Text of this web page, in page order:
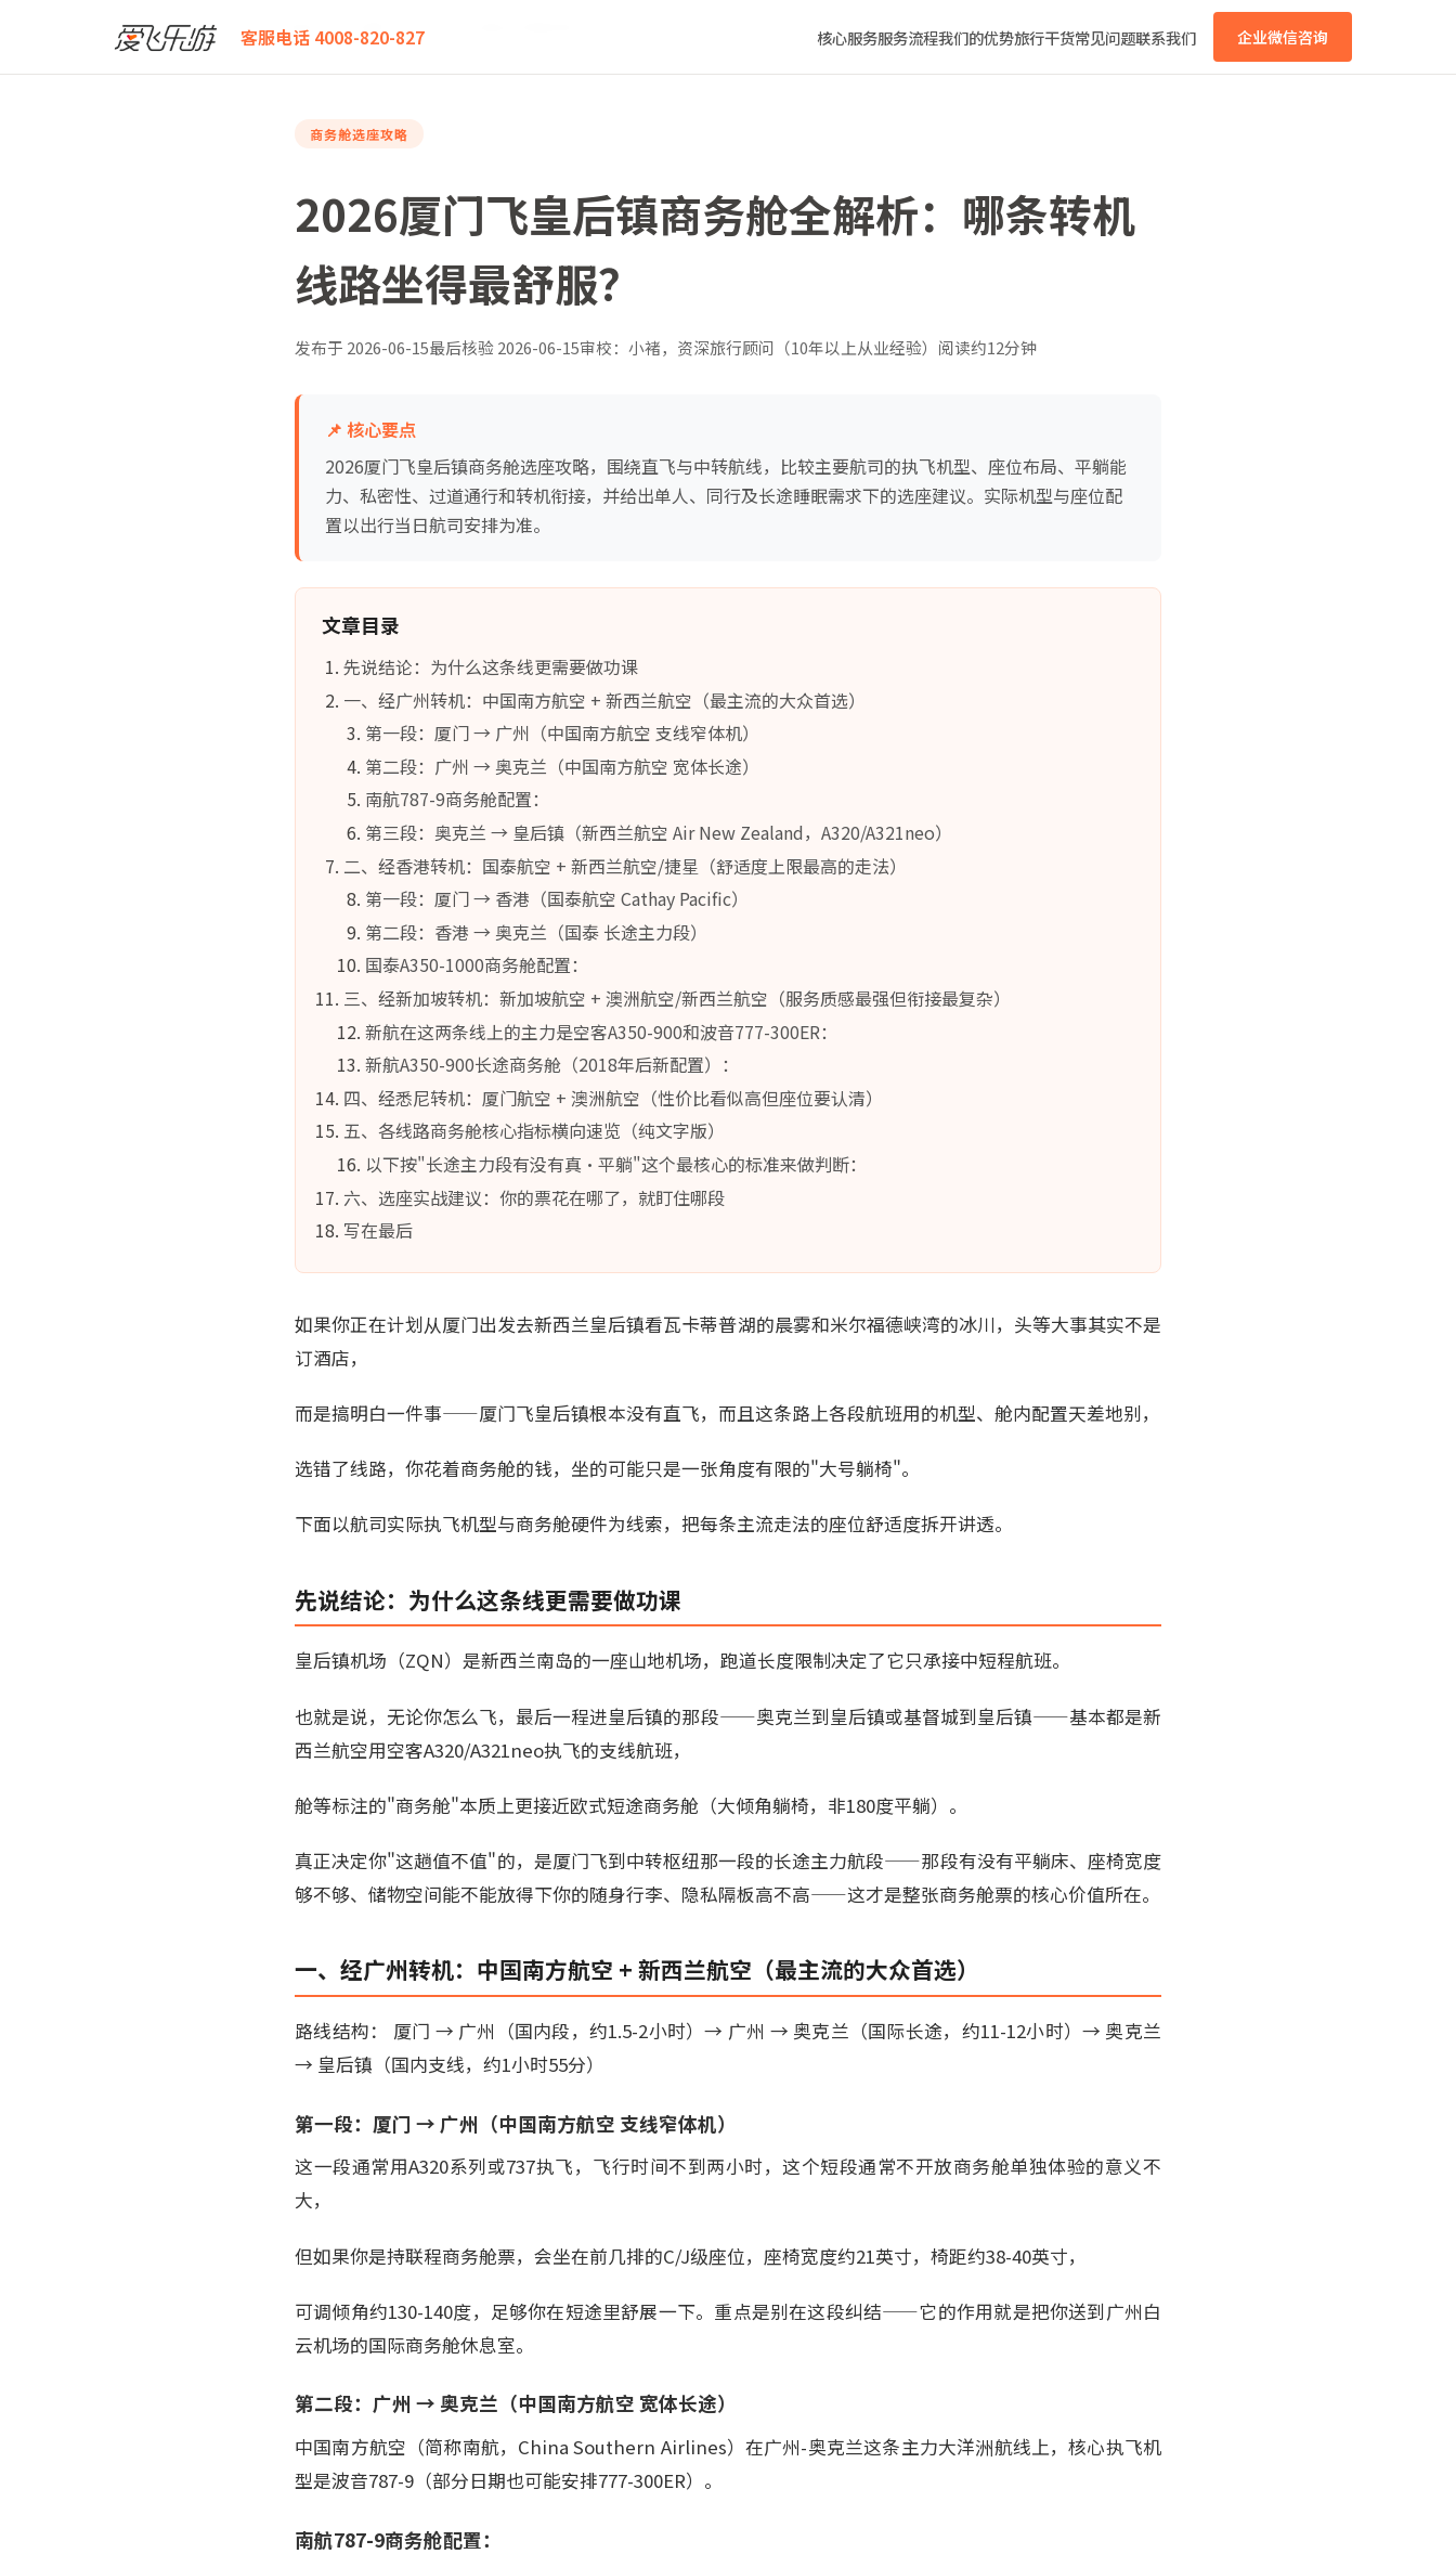
客服电话 4008-820-827 核心服务服务流程我们的优势旅行干货常见问题联系我们 企业微信咨询
爱飞乐游 2026厦门飞皇后镇商务舱全解析：哪条转机线路坐得最舒服？
商务舱选座攻略
2026厦门飞皇后镇商务舱全解析：哪条转机
线路坐得最舒服？
发布于 2026-06-15最后核验2026-06-15审校：小褚，资深旅行顾问（10年以上从业经验） 阅读约12分钟
📌 核心要点
2026厦门飞皇后镇商务舱选座攻略，围绕直飞与中转航线，比较主要航司的执飞机型、座位布局、平躺能
力、私密性、过道通行和转机衔接，并给出单人、同行及长途睡眠需求下的选座建议。实际机型与座位配
置以出行当日航司安排为准。
文章目录
先说结论：为什么这条线更需要做功课
一、经广州转机：中国南方航空 + 新西兰航空（最主流的大众首选）
第一段：厦门 → 广州（中国南方航空 支线窄体机）
第二段：广州 → 奥克兰（中国南方航空 宽体长途）
南航787-9商务舱配置：
第三段：奥克兰 → 皇后镇（新西兰航空 Air New Zealand，A320/A321neo）
二、经香港转机：国泰航空 + 新西兰航空/捷星（舒适度上限最高的走法）
第一段：厦门 → 香港（国泰航空 Cathay Pacific）
第二段：香港 → 奥克兰（国泰 长途主力段）
国泰A350-1000商务舱配置：
三、经新加坡转机：新加坡航空 + 澳洲航空/新西兰航空（服务质感最强但衔接最复杂）
新航在这两条线上的主力是空客A350-900和波音777-300ER：
新航A350-900长途商务舱（2018年后新配置）：
四、经悉尼转机：厦门航空 + 澳洲航空（性价比看似高但座位要认清）
五、各线路商务舱核心指标横向速览（纯文字版）
以下按"长途主力段有没有真·平躺"这个最核心的标准来做判断：
六、选座实战建议：你的票花在哪了，就盯住哪段
写在最后
如果你正在计划从厦门出发去新西兰皇后镇看瓦卡蒂普湖的晨雾和米尔福德峡湾的冰川，头等大事其实不是
订酒店，
而是搞明白一件事——厦门飞皇后镇根本没有直飞，而且这条路上各段航班用的机型、舱内配置天差地别，
选错了线路，你花着商务舱的钱，坐的可能只是一张角度有限的"大号躺椅"。
下面以航司实际执飞机型与商务舱硬件为线索，把每条主流走法的座位舒适度拆开讲透。
先说结论：为什么这条线更需要做功课
皇后镇机场（ZQN）是新西兰南岛的一座山地机场，跑道长度限制决定了它只承接中短程航班。
也就是说，无论你怎么飞，最后一程进皇后镇的那段——奥克兰到皇后镇或基督城到皇后镇——基本都是新
西兰航空用空客A320/A321neo执飞的支线航班，
舱等标注的"商务舱"本质上更接近欧式短途商务舱（大倾角躺椅，非180度平躺）。
真正决定你"这趟值不值"的，是厦门飞到中转枢纽那一段的长途主力航段——那段有没有平躺床、座椅宽度
够不够、储物空间能不能放得下你的随身行李、隐私隔板高不高——这才是整张商务舱票的核心价值所在。
一、经广州转机：中国南方航空 + 新西兰航空（最主流的大众首选）
路线结构： 厦门 → 广州（国内段，约1.5-2小时）→ 广州 → 奥克兰（国际长途，约11-12小时）→ 奥克兰
→ 皇后镇（国内支线，约1小时55分）
第一段：厦门 → 广州（中国南方航空 支线窄体机）
这一段通常用A320系列或737执飞，飞行时间不到两小时，这个短段通常不开放商务舱单独体验的意义不
大，
但如果你是持联程商务舱票，会坐在前几排的C/J级座位，座椅宽度约21英寸，椅距约38-40英寸，
可调倾角约130-140度，足够你在短途里舒展一下。重点是别在这段纠结——它的作用就是把你送到广州白
云机场的国际商务舱休息室。
第二段：广州 → 奥克兰（中国南方航空 宽体长途）
中国南方航空（简称南航，China Southern Airlines）在广州-奥克兰这条主力大洋洲航线上，核心执飞机
型是波音787-9（部分日期也可能安排777-300ER）。
南航787-9商务舱配置：